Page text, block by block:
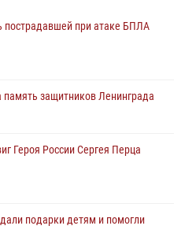
пострадавшей при атаке БПЛА
память защитников Ленинграда
Героя России Сергея Перца
подарки детям и помогли